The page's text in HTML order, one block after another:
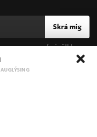
Skrá mig
morgna og er fyrir öll þau
óháð
áskrift að Heimildinni